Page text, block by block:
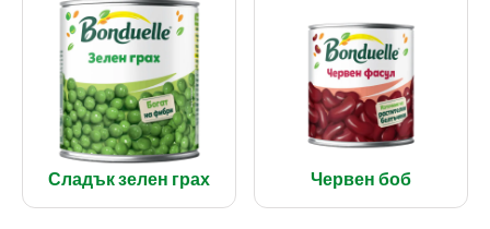
Сладък зелен грах Червен боб